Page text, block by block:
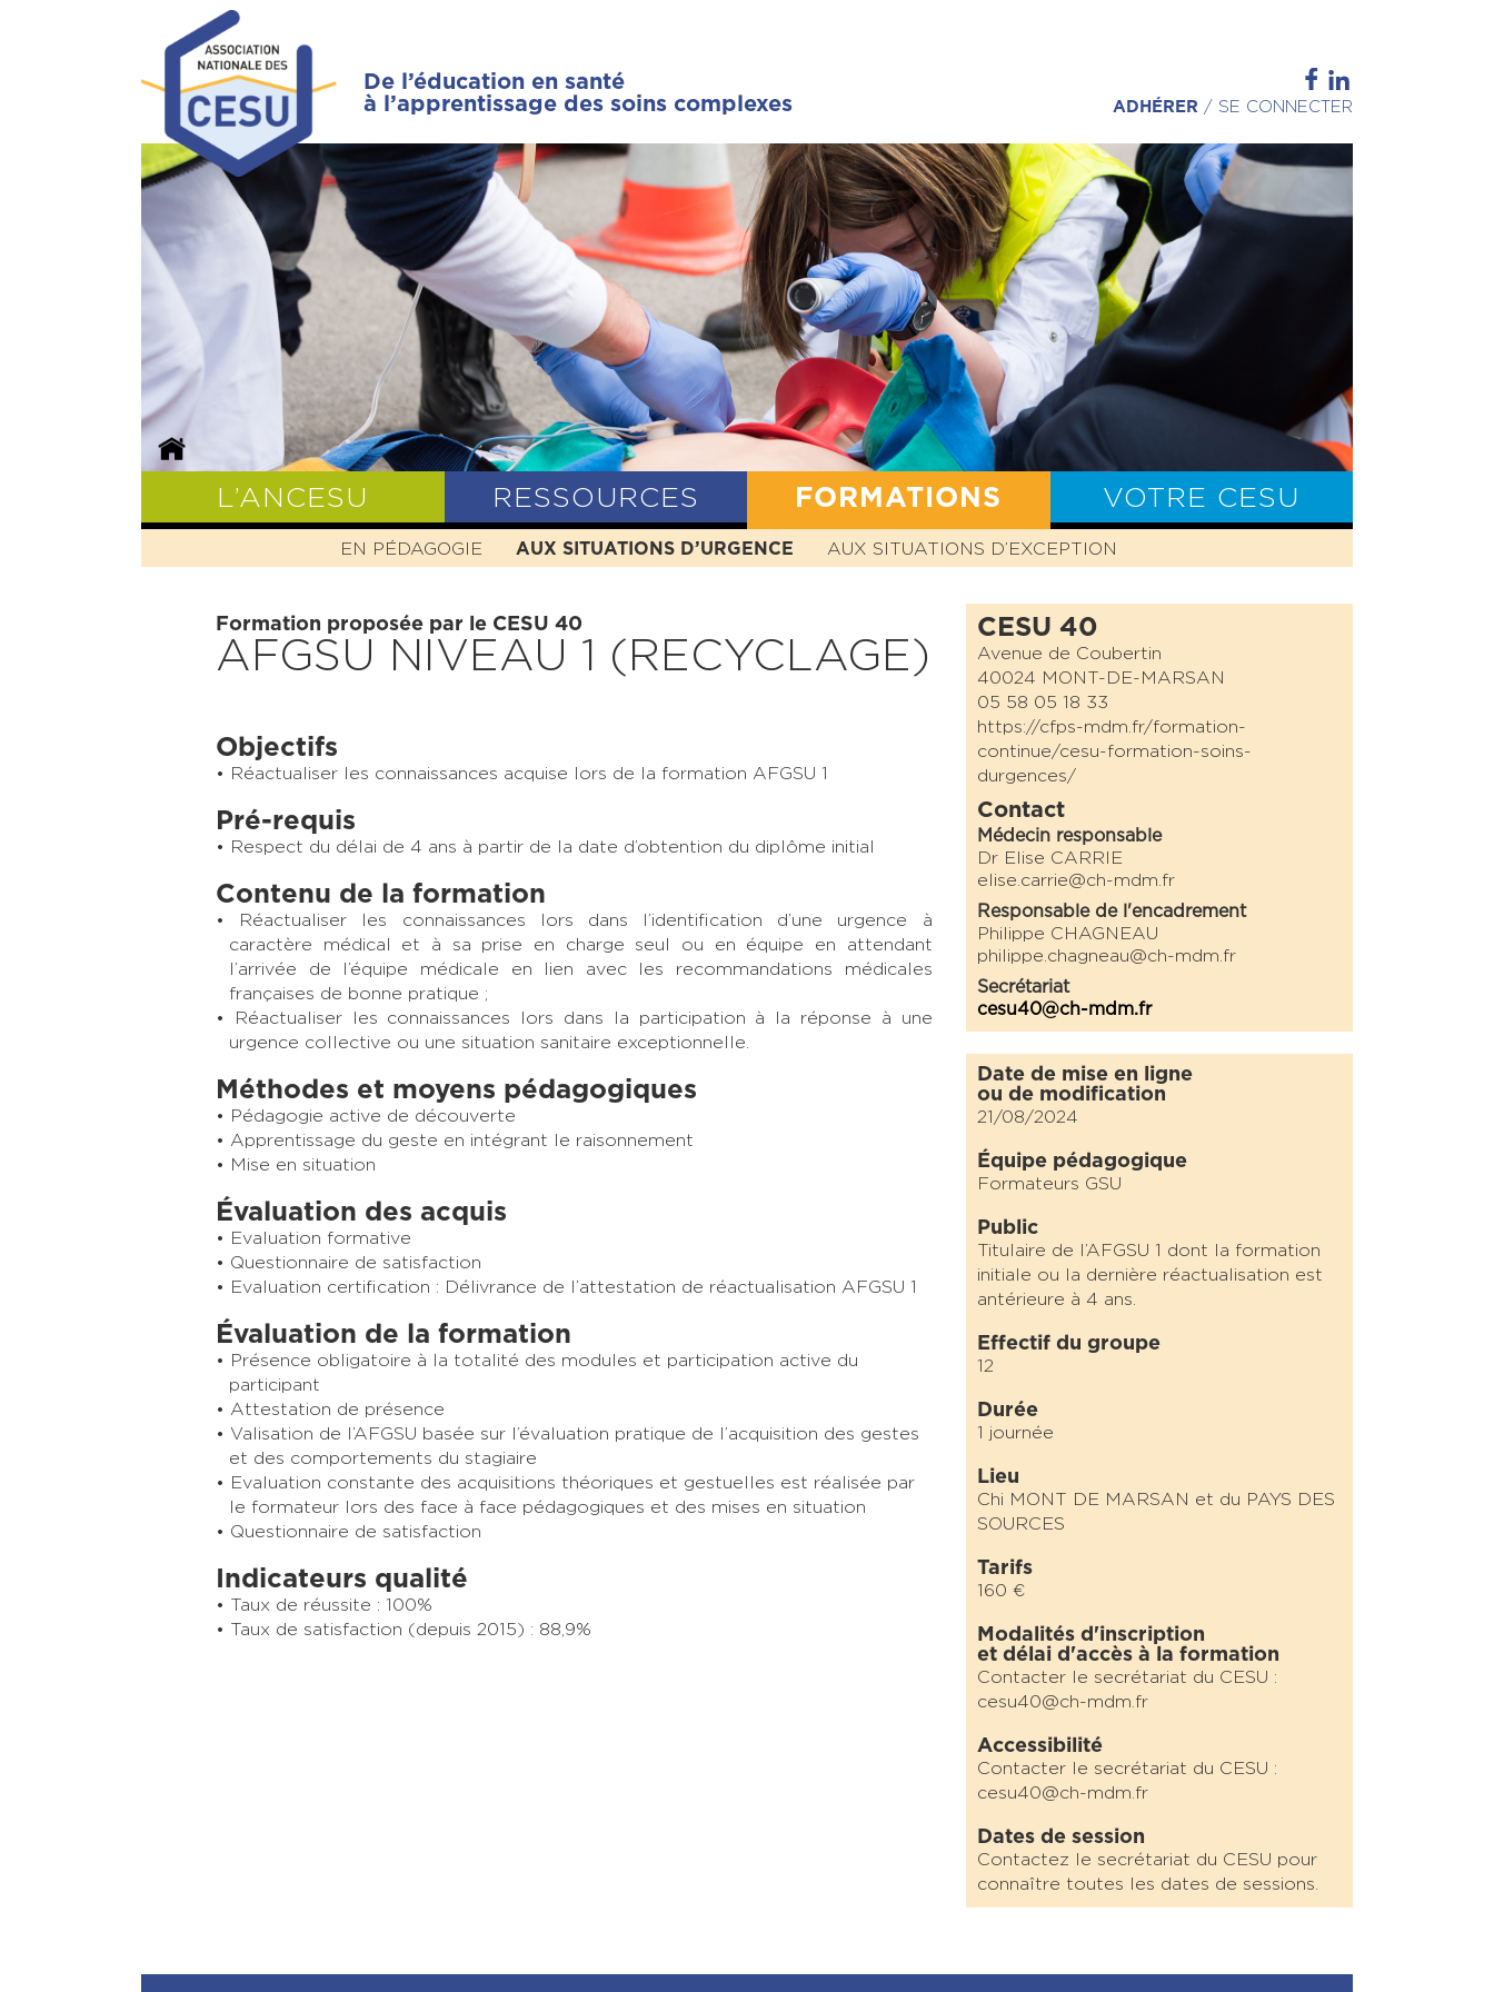
De l’éducation en santé
à l’apprentissage des soins complexes
ADHÉRER / SE CONNECTER
L’ANCESU
PRÉSENTATION HISTOIRE MISSION VALEURS STATUTS BILAN CESU
RESSOURCES FORMATIONS
EN PÉDAGOGIE AUX SITUATIONS D’URGENCE AUX SITUATIONS D’EXCEPTION
VOTRE CESU
Formation proposée par le CESU 40
AFGSU NIVEAU 1 (RECYCLAGE)
Objectifs
Réactualiser les connaissances acquise lors de la formation AFGSU 1
Pré-requis
Respect du délai de 4 ans à partir de la date d’obtention du diplôme initial
Contenu de la formation
Réactualiser les connaissances lors dans l’identification d’une urgence à
caractère médical et à sa prise en charge seul ou en équipe en attendant
l’arrivée de l’équipe médicale en lien avec les recommandations médicales
françaises de bonne pratique ;
Réactualiser les connaissances lors dans la participation à la réponse à une
urgence collective ou une situation sanitaire exceptionnelle.
Méthodes et moyens pédagogiques
Pédagogie active de découverte
Apprentissage du geste en intégrant le raisonnement
Mise en situation
Évaluation des acquis
Evaluation formative
Questionnaire de satisfaction
Evaluation certification : Délivrance de l’attestation de réactualisation AFGSU 1
Évaluation de la formation
Présence obligatoire à la totalité des modules et participation active du
participant
Attestation de présence
Valisation de l’AFGSU basée sur l’évaluation pratique de l’acquisition des gestes
et des comportements du stagiaire
Evaluation constante des acquisitions théoriques et gestuelles est réalisée par
le formateur lors des face à face pédagogiques et des mises en situation
Questionnaire de satisfaction
Indicateurs qualité
Taux de réussite : 100%
Taux de satisfaction (depuis 2015) : 88,9%
CESU 40
Avenue de Coubertin
40024 MONT-DE-MARSAN
05 58 05 18 33
https://cfps-mdm.fr/formation-
continue/cesu-formation-soins-
durgences/
Contact
Médecin responsable
Dr Elise CARRIE
elise.carrie@ch-mdm.fr
Responsable de l'encadrement
Philippe CHAGNEAU
philippe.chagneau@ch-mdm.fr
Secrétariat
cesu40@ch-mdm.fr
Date de mise en ligne
ou de modification
21/08/2024
Équipe pédagogique
Formateurs GSU
Public
Titulaire de l’AFGSU 1 dont la formation
initiale ou la dernière réactualisation est
antérieure à 4 ans.
Effectif du groupe
12
Durée
1 journée
Lieu
Chi MONT DE MARSAN et du PAYS DES
SOURCES
Tarifs
160 €
Modalités d'inscription
et délai d'accès à la formation
Contacter le secrétariat du CESU :
cesu40@ch-mdm.fr
Accessibilité
Contacter le secrétariat du CESU :
cesu40@ch-mdm.fr
Dates de session
Contactez le secrétariat du CESU pour
connaître toutes les dates de sessions.